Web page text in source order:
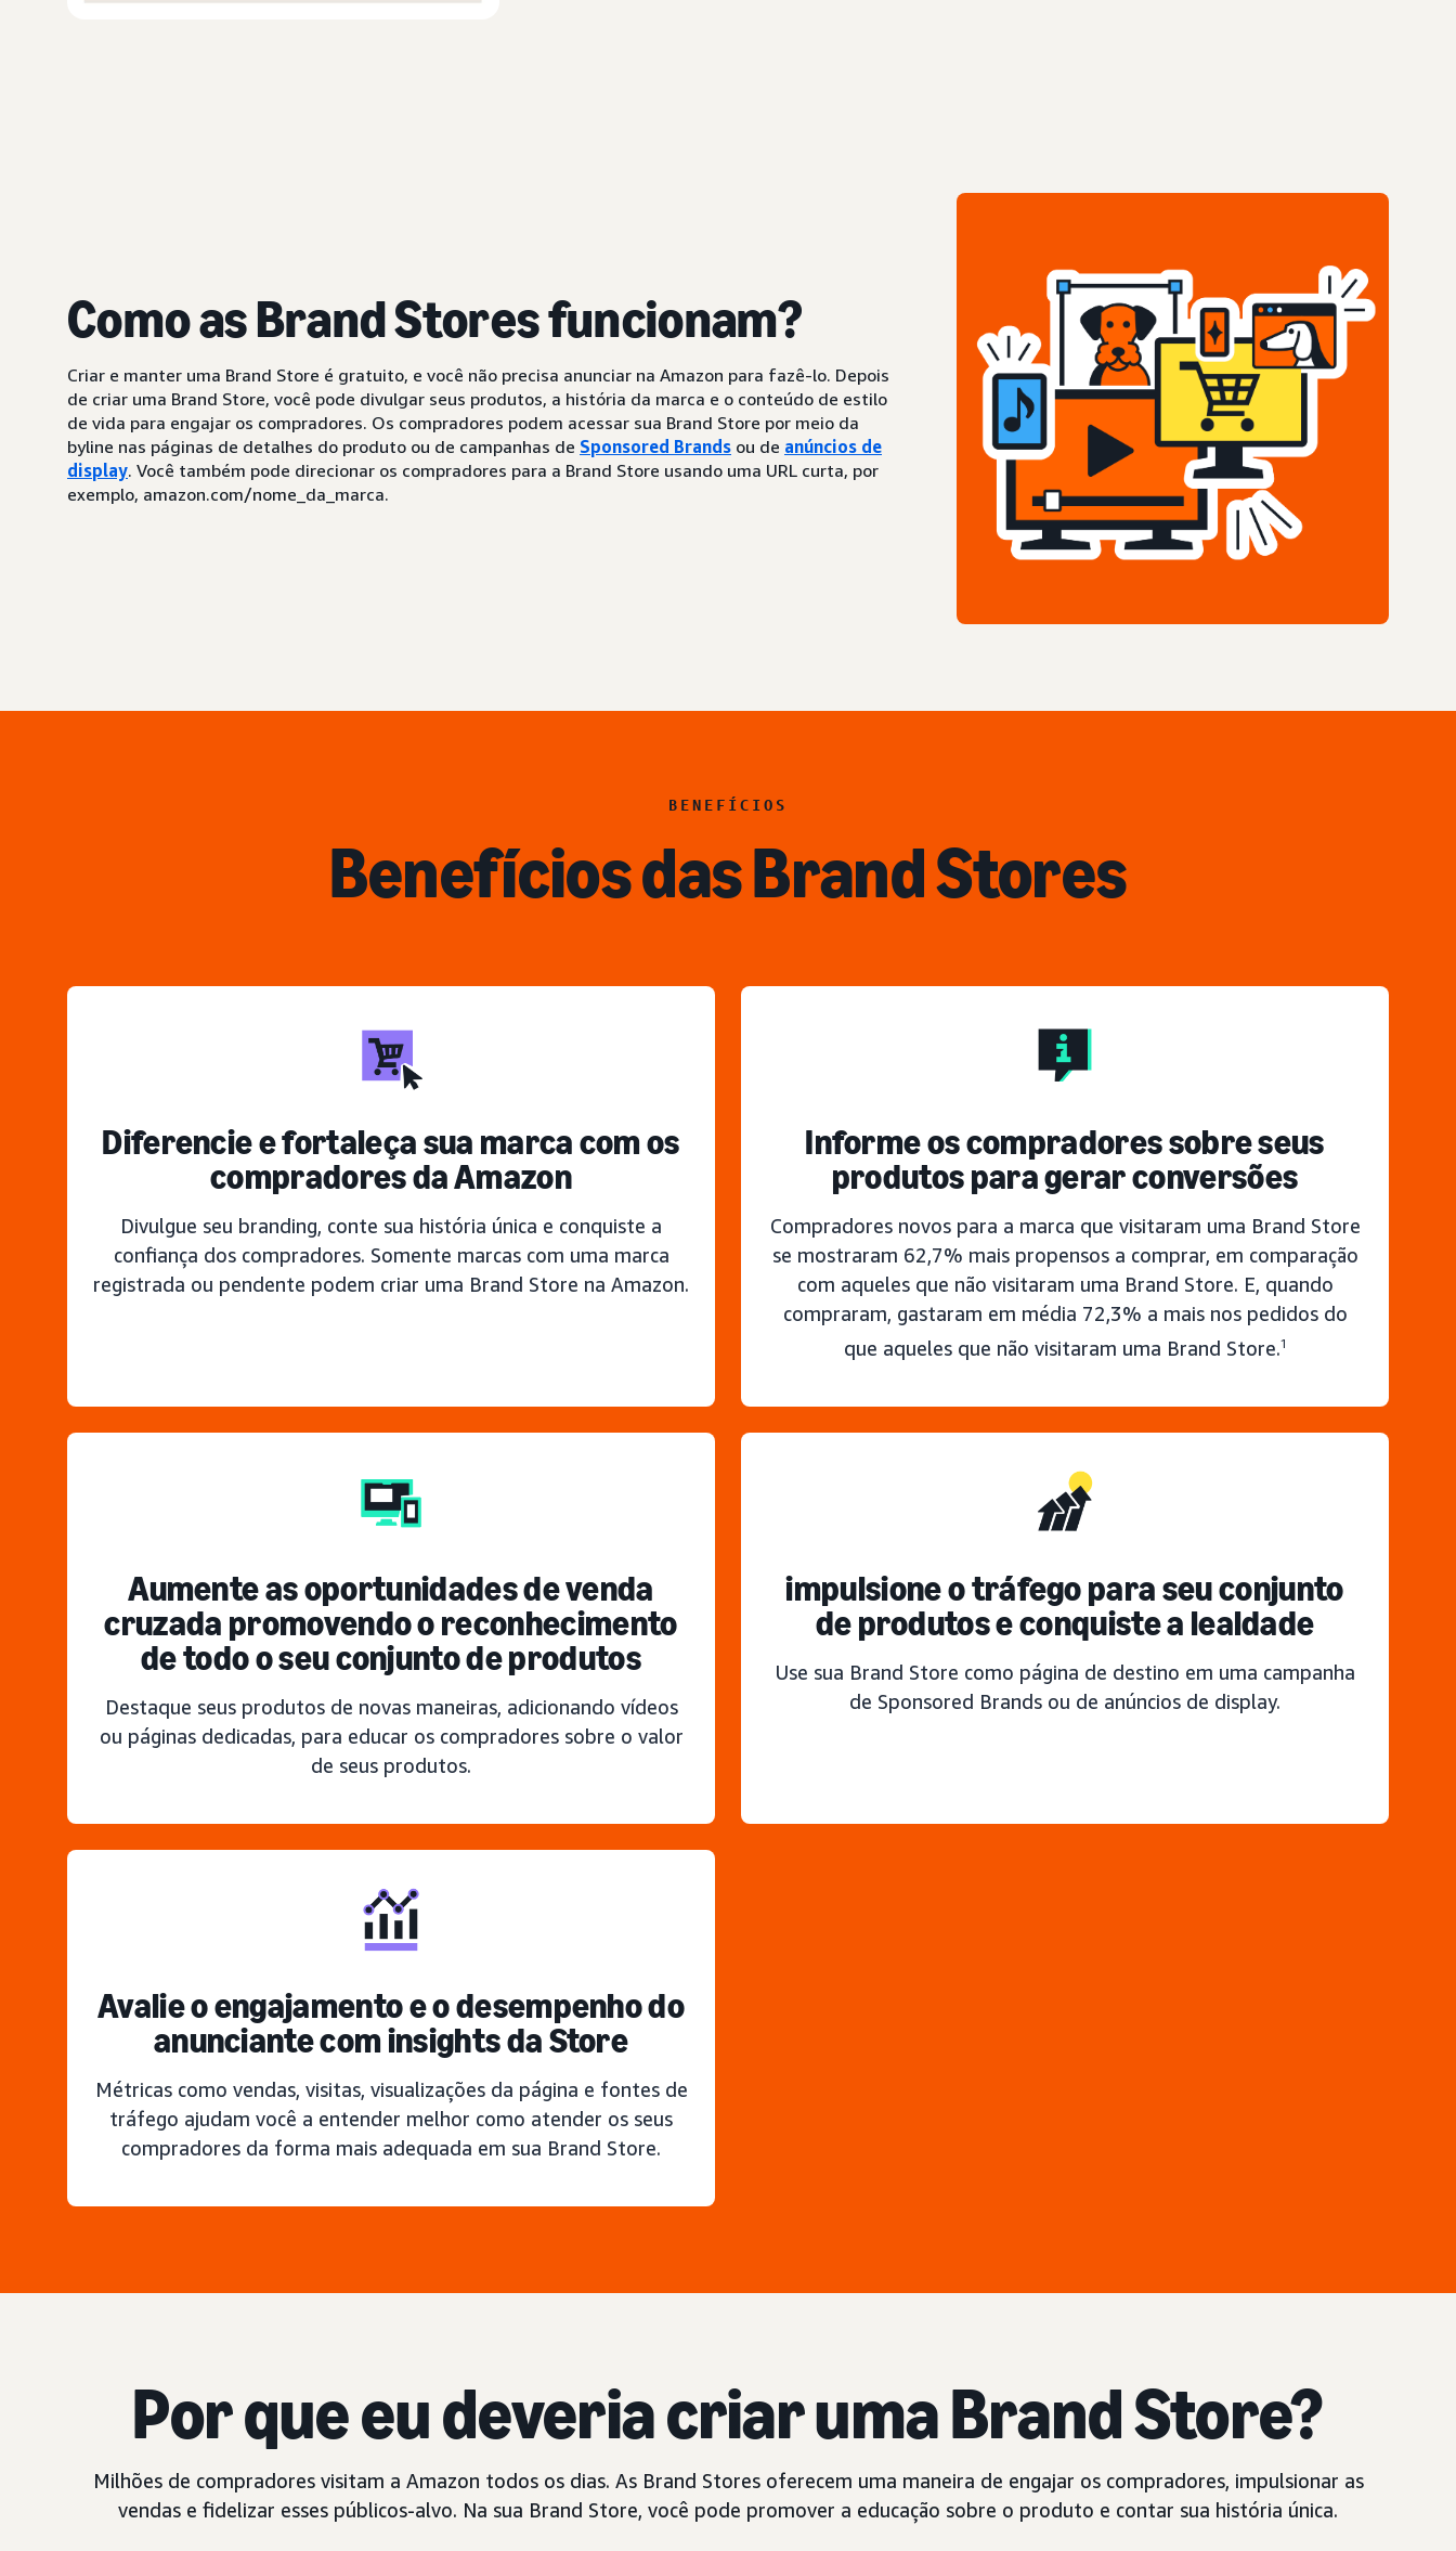
Como as Brand Stores funcionam?
Criar e manter uma Brand Store é gratuito, e você não precisa anunciar na Amazon para fazê-lo. Depois
de criar uma Brand Store, você pode divulgar seus produtos, a história da marca e o conteúdo de estilo
de vida para engajar os compradores. Os compradores podem acessar sua Brand Store por meio da
byline nas páginas de detalhes do produto ou de campanhas de Sponsored Brands ou de anúncios de
display. Você também pode direcionar os compradores para a Brand Store usando uma URL curta, por
exemplo, amazon.com/nome_da_marca.
BENEFÍCIOS
Benefícios das Brand Stores
Diferencie e fortaleça sua marca com os
compradores da Amazon
Divulgue seu branding, conte sua história única e conquiste a
confiança dos compradores. Somente marcas com uma marca
registrada ou pendente podem criar uma Brand Store na Amazon.
Informe os compradores sobre seus
produtos para gerar conversões
Compradores novos para a marca que visitaram uma Brand Store
se mostraram 62,7% mais propensos a comprar, em comparação
com aqueles que não visitaram uma Brand Store. E, quando
compraram, gastaram em média 72,3% a mais nos pedidos do
que aqueles que não visitaram uma Brand Store.1
Aumente as oportunidades de venda
cruzada promovendo o reconhecimento
de todo o seu conjunto de produtos
Destaque seus produtos de novas maneiras, adicionando vídeos
ou páginas dedicadas, para educar os compradores sobre o valor
de seus produtos.
impulsione o tráfego para seu conjunto
de produtos e conquiste a lealdade
Use sua Brand Store como página de destino em uma campanha
de Sponsored Brands ou de anúncios de display.
Avalie o engajamento e o desempenho do
anunciante com insights da Store
Métricas como vendas, visitas, visualizações da página e fontes de
tráfego ajudam você a entender melhor como atender os seus
compradores da forma mais adequada em sua Brand Store.
Por que eu deveria criar uma Brand Store?
Milhões de compradores visitam a Amazon todos os dias. As Brand Stores oferecem uma maneira de engajar os compradores, impulsionar as
vendas e fidelizar esses públicos-alvo. Na sua Brand Store, você pode promover a educação sobre o produto e contar sua história única.